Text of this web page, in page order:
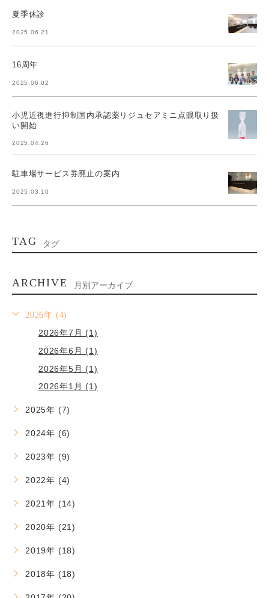
夏季休診
2025.06.21
16周年
2025.06.02
小児近視進行抑制国内承認薬リジュセアミニ点眼取り扱
い開始
2025.04.26
駐車場サービス券廃止の案内
2025.03.10
TAG タグ
ARCHIVE 月別アーカイブ
2026年 (4)
2026年7月 (1)
2026年6月 (1)
2026年5月 (1)
2026年1月 (1)
2025年 (7)
2024年 (6)
2023年 (9)
2022年 (4)
2021年 (14)
2020年 (21)
2019年 (18)
2018年 (18)